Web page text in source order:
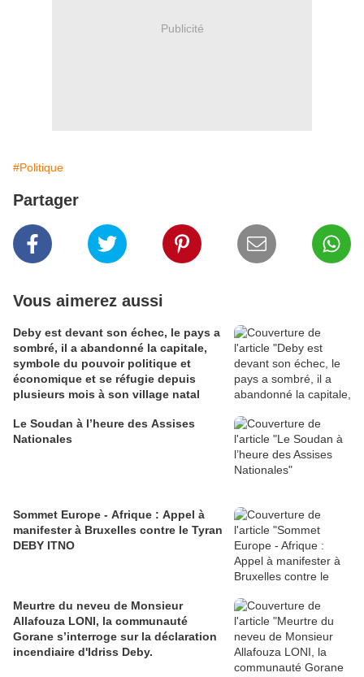
Publicité
#Politique
Partager
Vous aimerez aussi
Deby est devant son échec, le pays a
sombré, il a abandonné la capitale,
symbole du pouvoir politique et
économique et se réfugie depuis
plusieurs mois à son village natal
Le Soudan à l’heure des Assises
Nationales
Sommet Europe - Afrique : Appel à
manifester à Bruxelles contre le Tyran
DEBY ITNO
Meurtre du neveu de Monsieur
Allafouza LONI, la communauté
Gorane s’interroge sur la déclaration
incendiaire d'Idriss Deby.